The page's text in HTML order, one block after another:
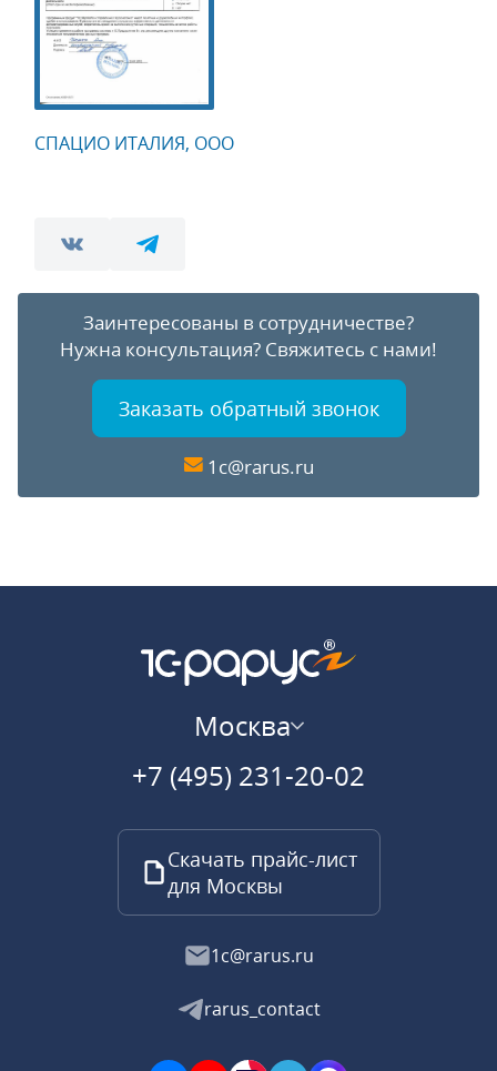
СПАЦИО ИТАЛИЯ, ООО
Заинтересованы в сотрудничестве?
Нужна консультация? Свяжитесь с нами!
Заказать обратный звонок
1c@rarus.ru
Москва
+7 (495) 231-20-02
Скачать прайс-лист
для Москвы
1c@rarus.ru
rarus_contact